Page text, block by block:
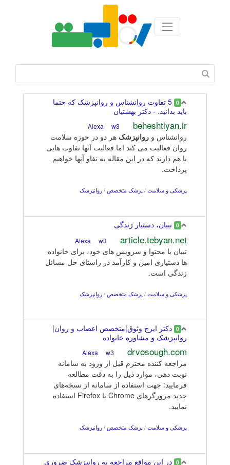
0
5 تفاوت روانشناس و روانپزشک که حتما
باید بدانید. - دکتر بهشتیان
beheshtiyan.ir
w3
روانشناس و روانپزشک هر دو در حوزه سلامت
روان فعالیت می کند اما فعالیت آنها تفاوت هایی
با هم دارند که در این مقاله به تفاو آنها خواهیم
پرداخت.
پزشکی و سلامت / پزشک متخصص / روانپزشک
0 تبیان، دستیار زندگی
article.tebyan.net
w3
تبیان با محتوا و سرویس های خود، برای خانواده
ها دستیاری امین و کارآمد در راستای حل مسائل
زندگی است.
پزشکی و سلامت / پزشک متخصص / روانپزشک
0 دکتر ایرج وثوق|متخصص اعصاب و روان|
روانپزشک و مشاوره خانواده
drvosough.com
w3
مراجعه کننده محترم قبل از ورود به سامانه
نوبت دهی، موارد ذیل را به دقت مطالعه
فرمایید: جهت استفاده از سامانه از نسخه‌های
جدید مرورگرهای Chrome یا Firefox استفاده
نمایید.
پزشکی و سلامت / پزشک متخصص / روانپزشک
0 در این مواقع مراجعه به روانپزشک ضروری